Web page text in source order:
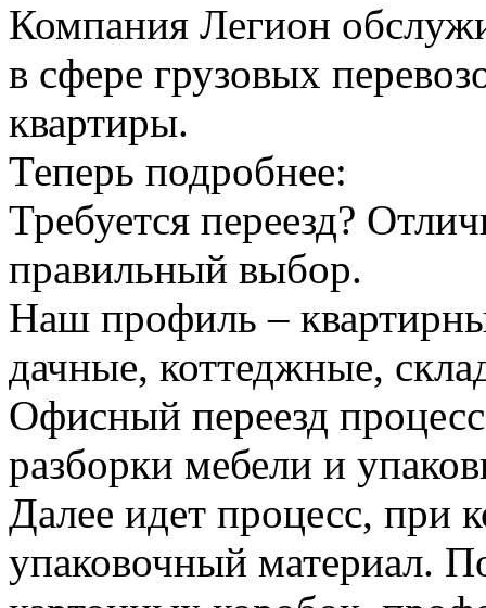
Компания Легион
в сфере грузовых
квартиры.
Теперь подробнее:
Требуется переезд?
правильный выбор.
Наш профиль –
дачные, коттеджные,
Офисный переезд
разборки мебели и
Далее идет процесс, при
упаковочный материал.